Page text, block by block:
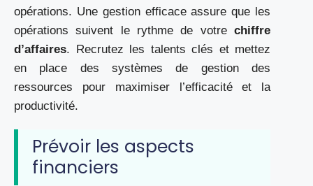
opérations. Une gestion efficace assure que les
opérations suivent le rythme de votrechiffre
d’affaires. Recrutez les talents clés et mettez
en place des systèmes de gestion des
ressources pour maximiser l’efficacité et la
productivité.
Prévoir les aspects
financiers